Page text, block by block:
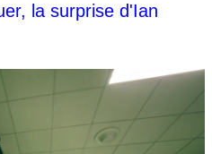
la surprise d'Ian